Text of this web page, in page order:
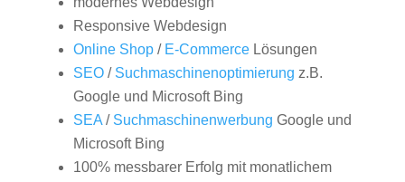
Responsive Webdesign
Online Shop/ E-CommerceLösungen
SEO/ Suchmaschinenoptimierung z.B.
Google und Microsoft Bing
SEA/ Suchmaschinenwerbung Google und
Microsoft Bing
100% messbarer Erfolg mit monatlichem